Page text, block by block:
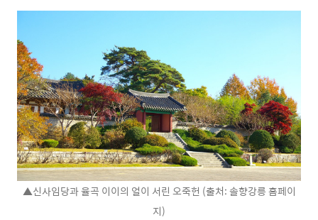
▲신사임당과 율곡 이이의 얼이 서린 오죽헌 (출처: 솔향강릉 홈페이
지)